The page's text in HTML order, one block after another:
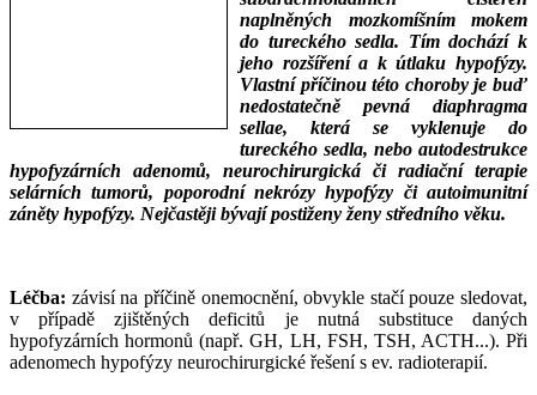
naplněných mozkomíšním mokem
do tureckého sedla. Tím dochází k
jeho rozšíření a k útlaku hypofýzy.
Vlastní příčinou této choroby je buď
nedostatečně pevná diaphragma
sellae, která se vyklenuje do
tureckého sedla, nebo autodestrukce
hypofyzárních adenomů, neurochirurgická či radiační terapie
selárních tumorů, poporodní nekrózy hypofýzy či autoimunitní
záněty hypofýzy. Nejčastěji bývají postiženy ženy středního věku.
Léčba: závisí na příčině onemocnění, obvykle stačí pouze sledovat,
v případě zjištěných deficitů je nutná substituce daných
hypofyzárních hormonů (např. GH, LH, FSH, TSH, ACTH...). Při
adenomech hypofýzy neurochirurgické řešení s ev. radioterapií.